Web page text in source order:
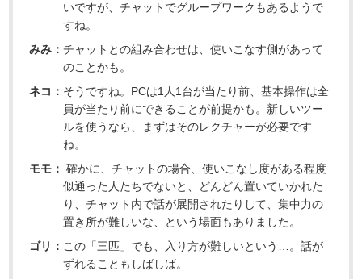
いですが、チャットでグループワークもあるようで
すね。
みみ：チャットとの組み合わせは、使いこなす側があって
のことかも。
ネコ： そうですね。PCは1人1台が当たり前、基本操作は全
員が当たり前にできることが前提かも。新しいツー
ルを使うなら、まずはそのレクチャーが必要です
ね。
モモ： 確かに、チャットの場合、使いこなし度がある程度
似通った人たちでないと、どんどん置いていかれた
り、チャット内で話が展開されたりして、集中力の
置き所が難しいな、という場面もありました。
ゴリ： この「三匹」でも、入り方が難しいという…。話が
ずれることもしばしば。